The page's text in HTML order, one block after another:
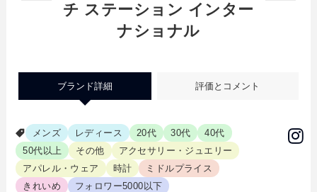
チ ステーション インター
ナショナル
ブランド詳細 評価とコメント
メンズ レディース 20代 30代
40代
50代以上
その他
アクセサリー・ジュエリー
アパレル・ウェア
時計
ミドルプライス
きれいめ
フォロワー5000以下